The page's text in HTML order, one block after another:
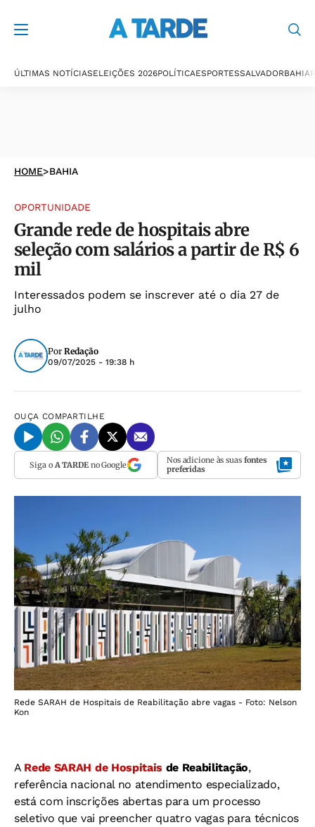
ÚLTIMAS NOTÍCIASELEIÇÕES 2026POLÍTICAESPORTESSALVADORBAHIA
HOME>BAHIA
OPORTUNIDADE
Grande rede de hospitais abre
seleção com salários a partir de R$ 6
mil
Interessados podem se inscrever até o dia 27 de
julho
Por Redação
09/07/2025 - 19:38 h
OUÇA COMPARTILHE
Siga o A TARDEno Google Nos adicione às suas fontes
preferidas
Rede SARAH de Hospitais de Reabilitação abre vagas - Foto: Nelson
Kon
A Rede SARAH de Hospitais de Reabilitação,
referência nacional no atendimento especializado,
está com inscrições abertas para um processo
seletivo que vai preencher quatro vagas para técnicos